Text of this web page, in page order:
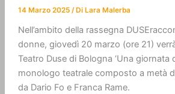
14 Marzo 2025 / Di Lara Malerba
Nell’ambito della rassegna
donne, giovedì 20 marzo (ore 21)
Teatro Duse di Bologna ‘Una giornata
monologo teatrale composto a metà
da Dario Fo e Franca Rame.